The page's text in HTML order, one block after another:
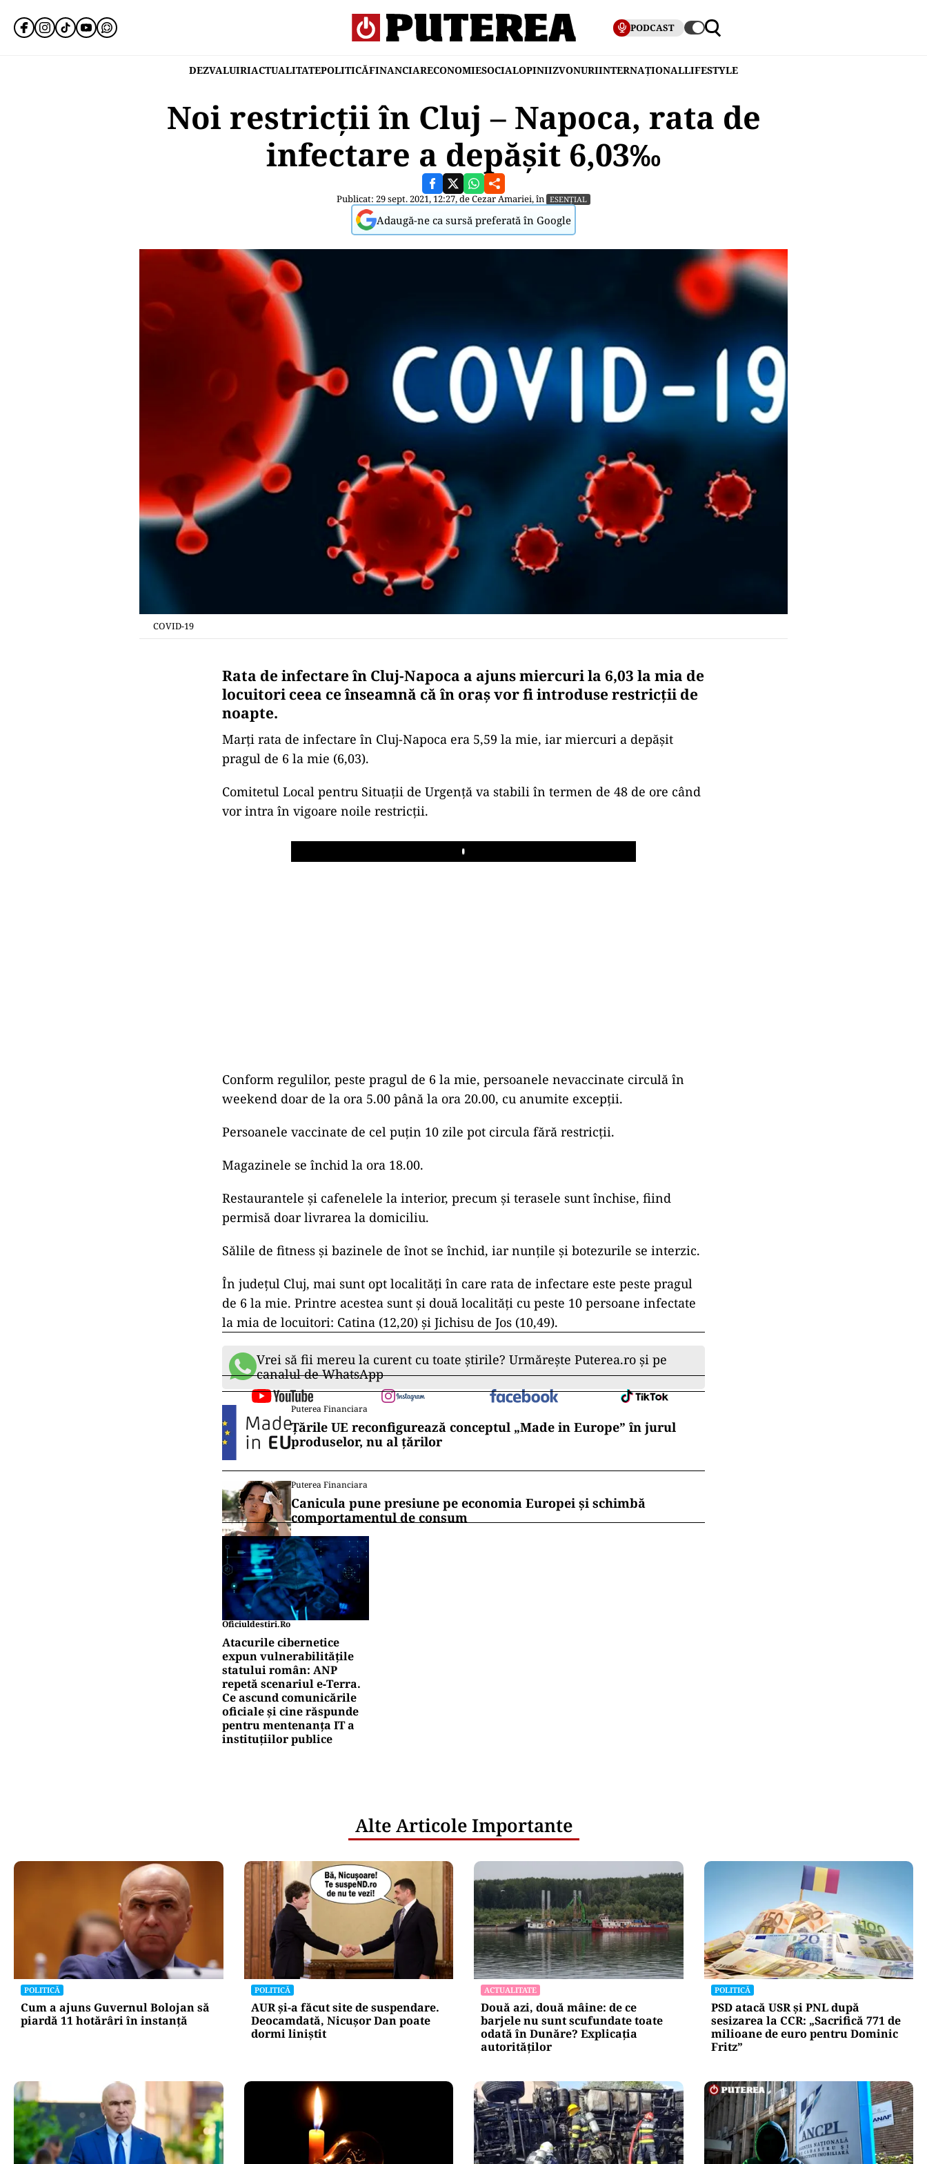
PODCAST
DEZVALUIRIACTUALITATEPOLITICĂFINANCIARECONOMIESOCIALOPINIIZVONURIINTERNAȚIONALLIFESTYLE
Noi restricții în Cluj – Napoca, rata de
infectare a depășit 6,03‰
Publicat: 29 sept. 2021, 12:27, deCezar Amariei, în ESENȚIAL
Adaugă-ne ca sursă preferată în Google
COVID-19
Rata de infectare în Cluj-Napoca a ajuns miercuri la 6,03 la mia de
locuitori ceea ce înseamnă că în oraș vor fi introduse restricții de
noapte.
Marți rata de infectare în Cluj-Napoca era 5,59 la mie, iar miercuri a depășit
pragul de 6 la mie (6,03).
Comitetul Local pentru Situații de Urgență va stabili în termen de 48 de ore când
vor intra în vigoare noile restricții.
Play
Conform regulilor, peste pragul de 6 la mie, persoanele nevaccinate circulă în
weekend doar de la ora 5.00 până la ora 20.00, cu anumite excepții.
Persoanele vaccinate de cel puțin 10 zile pot circula fără restricții.
Magazinele se închid la ora 18.00.
Restaurantele și cafenelele la interior, precum și terasele sunt închise, fiind
permisă doar livrarea la domiciliu.
Sălile de fitness și bazinele de înot se închid, iar nunțile și botezurile se interzic.
În județul Cluj, mai sunt opt localități în care rata de infectare este peste pragul
de 6 la mie. Printre acestea sunt și două localități cu peste 10 persoane infectate
la mia de locuitori: Catina (12,20) și Jichisu de Jos (10,49).
Vrei să fii mereu la curent cu toate știrile? Urmărește Puterea.ro și pe
canalul de WhatsApp
Puterea Financiara
Țările UE reconfigurează conceptul „Made in Europe” în jurul
produselor, nu al țărilor
Puterea Financiara
Canicula pune presiune pe economia Europei și schimbă
comportamentul de consum
Oficiuldestiri.ro
Atacurile cibernetice
expun vulnerabilitățile
statului român: ANP
repetă scenariul e‑Terra.
Ce ascund comunicările
oficiale și cine răspunde
pentru mentenanța IT a
instituțiilor publice
Alte Articole Importante
POLITICĂ
Cum a ajuns Guvernul Bolojan să
piardă 11 hotărâri în instanță
POLITICĂ
AUR și-a făcut site de suspendare.
Deocamdată, Nicușor Dan poate
dormi liniștit
ACTUALITATE
Două azi, două mâine: de ce
barjele nu sunt scufundate toate
odată în Dunăre? Explicația
autorităților
POLITICĂ
PSD atacă USR și PNL după
sesizarea la CCR: „Sacrifică 771 de
milioane de euro pentru Dominic
Fritz”